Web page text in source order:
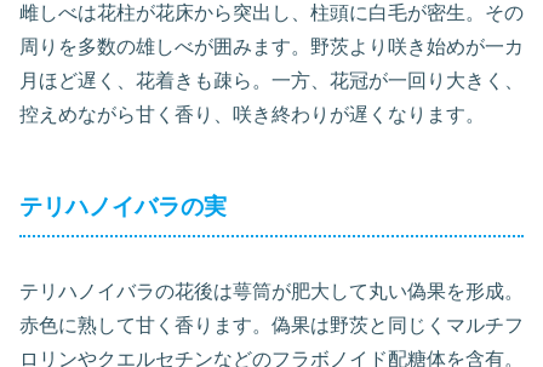
雌しべは花柱が花床から突出し、柱頭に白毛が密生。その
周りを多数の雄しべが囲みます。野茨より咲き始めが一カ
月ほど遅く、花着きも疎ら。一方、花冠が一回り大きく、
控えめながら甘く香り、咲き終わりが遅くなります。
テリハノイバラの実
テリハノイバラの花後は萼筒が肥大して丸い偽果を形成。
赤色に熟して甘く香ります。偽果は野茨と同じくマルチフ
ロリンやクエルセチンなどのフラボノイド配糖体を含有。